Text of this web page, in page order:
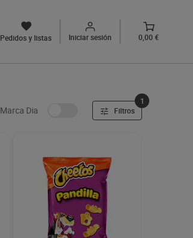
Pedidos y listas Iniciar sesión 0,00 €
Marca Dia Filtros
1